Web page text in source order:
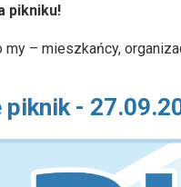
pikniku!
my – mieszkańcy,
piknik -